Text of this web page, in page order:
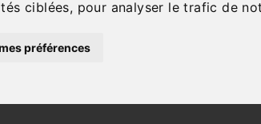
ciblées, pour analyser le trafic de
préférences